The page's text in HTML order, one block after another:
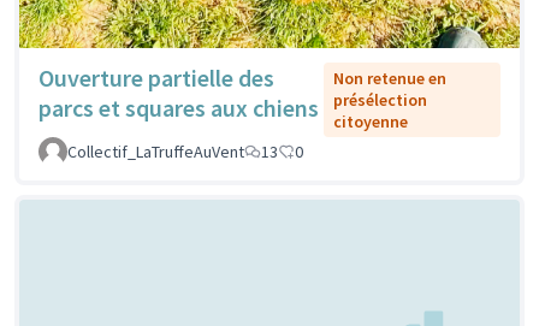
Ouverture partielle des
parcs et squares aux chiens
Non retenue en
présélection
citoyenne
Collectif_LaTruffeAuVent
13 0